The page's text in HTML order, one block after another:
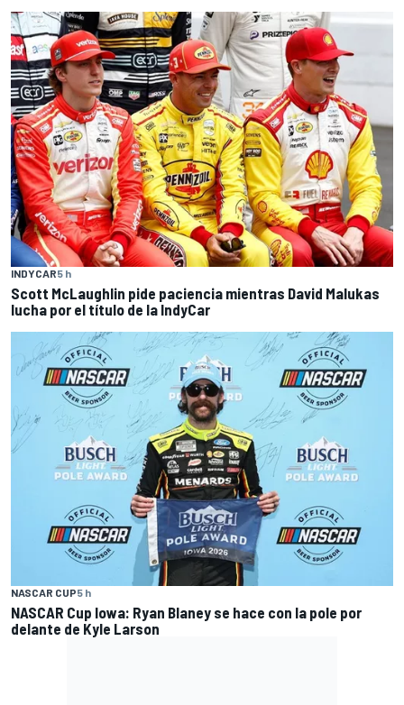
INDYCAR5 h
Scott McLaughlin pide paciencia mientras David Malukas
lucha por el título de la IndyCar
NASCAR CUP5 h
NASCAR Cup Iowa: Ryan Blaney se hace con la pole por
delante de Kyle Larson